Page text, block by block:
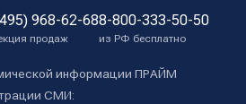
968-62-68
продаж
8-800-333-50-50
из РФ бесплатно
информации ПРАЙМ
СМИ: